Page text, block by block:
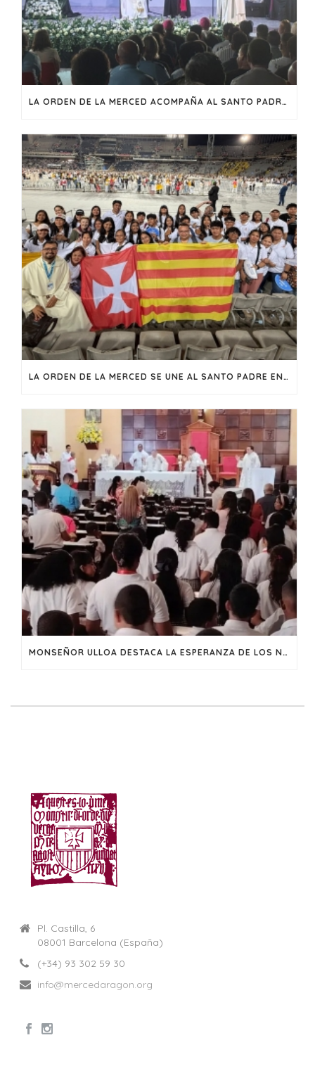
LA ORDEN DE LA MERCED ACOMPAÑA AL SANTO PADRE LEÓN XIV EN SU VISITA A CATALUNYA
LA ORDEN DE LA MERCED SE UNE AL SANTO PADRE EN UNA VIGILIA DE FE Y ESPERANZA EN BARCELONA
MONSEÑOR ULLOA DESTACA LA ESPERANZA DE LOS NIÑOS DURANTE LA FIESTA DE NUESTRA SEÑORA DE FÁTIMA EN EL CHORRILLO
Pl. Castilla, 6
08001 Barcelona (España)
(+34) 93 302 59 30
info@mercedaragon.org